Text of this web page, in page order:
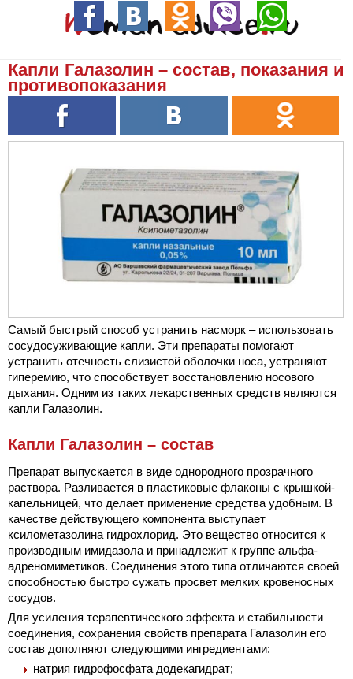
Капли Галазолин – состав, показания и
противопоказания
Самый быстрый способ устранить насморк – использовать
сосудосуживающие капли. Эти препараты помогают
устранить отечность слизистой оболочки носа, устраняют
гиперемию, что способствует восстановлению носового
дыхания. Одним из таких лекарственных средств являются
капли Галазолин.
Капли Галазолин – состав
Препарат выпускается в виде однородного прозрачного
раствора. Разливается в пластиковые флаконы с крышкой-
капельницей, что делает применение средства удобным. В
качестве действующего компонента выступает
ксилометазолина гидрохлорид. Это вещество относится к
производным имидазола и принадлежит к группе альфа-
адреномиметиков. Соединения этого типа отличаются своей
способностью быстро сужать просвет мелких кровеносных
сосудов.
Для усиления терапевтического эффекта и стабильности
соединения, сохранения свойств препарата Галазолин его
состав дополняют следующими ингредиентами:
натрия гидрофосфата додекагидрат;